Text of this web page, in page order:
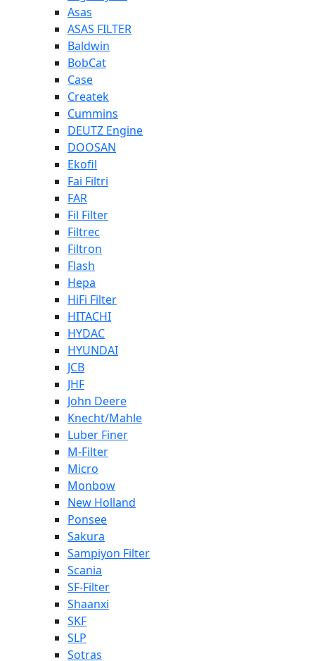
Asas
ASAS FILTER
Baldwin
BobCat
Case
Createk
Cummins
DEUTZ Engine
DOOSAN
Ekofil
Fai Filtri
FAR
Fil Filter
Filtrec
Filtron
Flash
Hepa
HiFi Filter
HITACHI
HYDAC
HYUNDAI
JCB
JHF
John Deere
Knecht/Mahle
Luber Finer
M-Filter
Micro
Monbow
New Holland
Ponsee
Sakura
Sampiyon Filter
Scania
SF-Filter
Shaanxi
SKF
SLP
Sotras